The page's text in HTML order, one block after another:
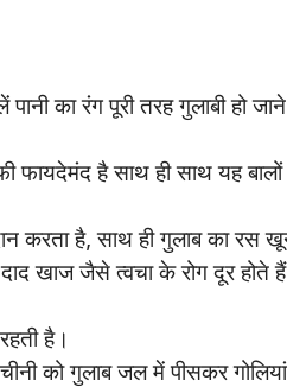
का रंग पूरी तरह गुलाबी हो
है साथ ही साथ यह
करता है, साथ ही गुलाब का रस
खाज जैसे त्वचा के रोग दूर
है।
को गुलाब जल में पीसकर